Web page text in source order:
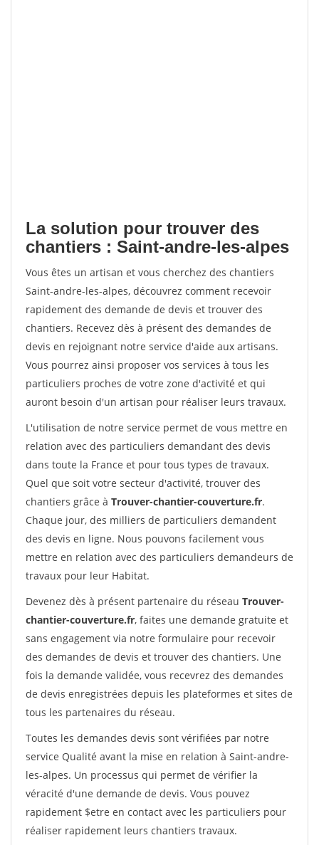
La solution pour trouver des
chantiers : Saint-andre-les-alpes
Vous êtes un artisan et vous cherchez des chantiers
Saint-andre-les-alpes, découvrez comment recevoir
rapidement des demande de devis et trouver des
chantiers. Recevez dès à présent des demandes de
devis en rejoignant notre service d'aide aux artisans.
Vous pourrez ainsi proposer vos services à tous les
particuliers proches de votre zone d'activité et qui
auront besoin d'un artisan pour réaliser leurs travaux.
L'utilisation de notre service permet de vous mettre en
relation avec des particuliers demandant des devis
dans toute la France et pour tous types de travaux.
Quel que soit votre secteur d'activité, trouver des
chantiers grâce à Trouver-chantier-couverture.fr.
Chaque jour, des milliers de particuliers demandent
des devis en ligne. Nous pouvons facilement vous
mettre en relation avec des particuliers demandeurs de
travaux pour leur Habitat.
Devenez dès à présent partenaire du réseau Trouver-
chantier-couverture.fr, faites une demande gratuite et
sans engagement via notre formulaire pour recevoir
des demandes de devis et trouver des chantiers. Une
fois la demande validée, vous recevrez des demandes
de devis enregistrées depuis les plateformes et sites de
tous les partenaires du réseau.
Toutes les demandes devis sont vérifiées par notre
service Qualité avant la mise en relation à Saint-andre-
les-alpes. Un processus qui permet de vérifier la
véracité d'une demande de devis. Vous pouvez
rapidement $etre en contact avec les particuliers pour
réaliser rapidement leurs chantiers travaux.